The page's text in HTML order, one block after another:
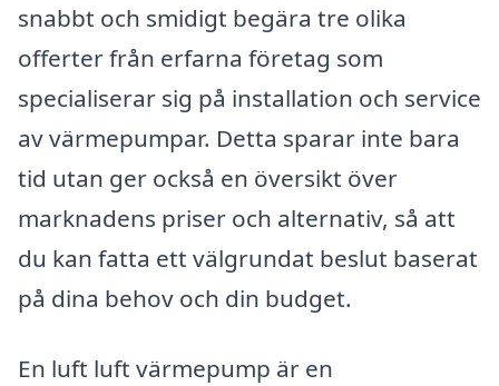
snabbt och smidigt begära tre olika
offerter från erfarna företag som
specialiserar sig på installation och service
av värmepumpar. Detta sparar inte bara
tid utan ger också en översikt över
marknadens priser och alternativ, så att
du kan fatta ett välgrundat beslut baserat
på dina behov och din budget.
En luft luft värmepump är en